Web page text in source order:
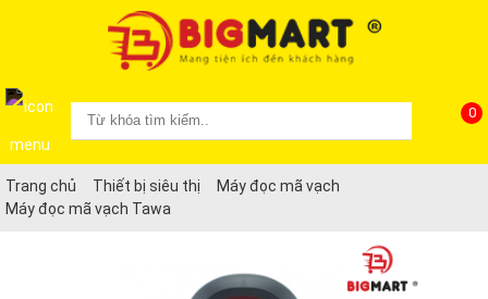
0
Trang chủ Thiết bị siêu thị
Máy đọc mã vạch
Máy đọc mã vạch Tawa